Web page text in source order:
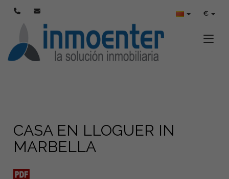
Error:Failed to connect to pay.entersoftweb.com port 8080:
€
CASA EN LLOGUER IN
MARBELLA